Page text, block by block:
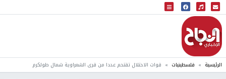
البث المباشر
إذاعة النجاح
الرئيسية فلسطينيات قوات الاحتلال تقتحم عددا من قرى الشعراوية شمال طولكرم